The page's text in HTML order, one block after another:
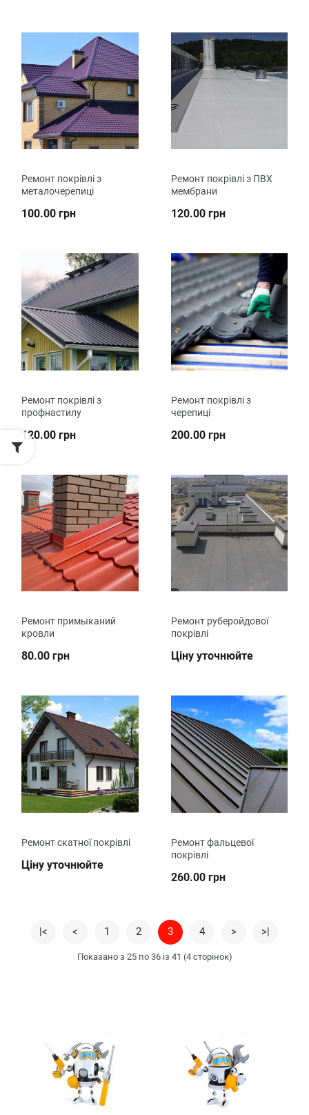
Ремонт покрівлі з
металочерепиці
100.00 грн
Ремонт покрівлі з ПВХ
мембрани
120.00 грн
Ремонт покрівлі з
профнастилу
120.00 грн
Ремонт покрівлі з
черепиці
200.00 грн
Ремонт примыканий
кровли
80.00 грн
Ремонт руберойдової
покрівлі
Ціну уточнюйте
Ремонт скатної покрівлі
Ціну уточнюйте
Ремонт фальцевої
покрівлі
260.00 грн
|< < 1 2 3 4 > >|
Показано з 25 по 36 із 41 (4 сторінок)